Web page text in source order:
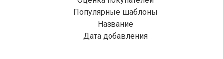
Популярные шаблоны
Название
Дата добавления